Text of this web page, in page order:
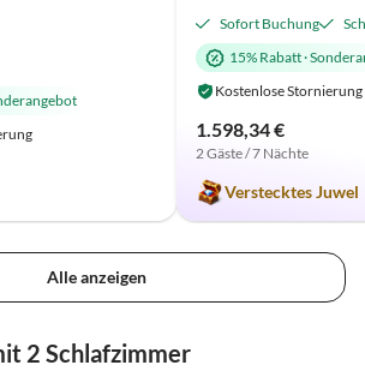
Sofort Buchung
15% Rabatt·
Kostenlose Stornierung
1.598,34 €
2 Gäste / 7 Nächte
Verstecktes Juwel
Alle anzeigen
2 Schlafzimmer